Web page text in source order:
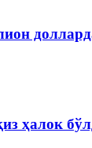
ҳалок